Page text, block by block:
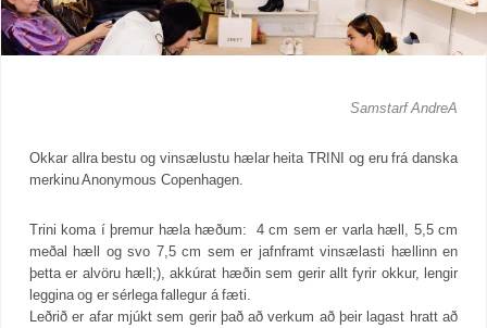
Samstarf AndreA
Okkar allra bestu og vinsælustu hælar heita TRINI og eru frá danska
merkinu Anonymous Copenhagen.
Trini koma í þremur hæla hæðum: 4 cm sem er varla hæll, 5,5 cm
meðal hæll og svo 7,5 cm sem er jafnframt vinsælasti hællinn en
þetta er alvöru hæll;), akkúrat hæðin sem gerir allt fyrir okkur, lengir
leggina og er sérlega fallegur á fæti.
Leðrið er afar mjúkt sem gerir það að verkum að þeir lagast hratt að